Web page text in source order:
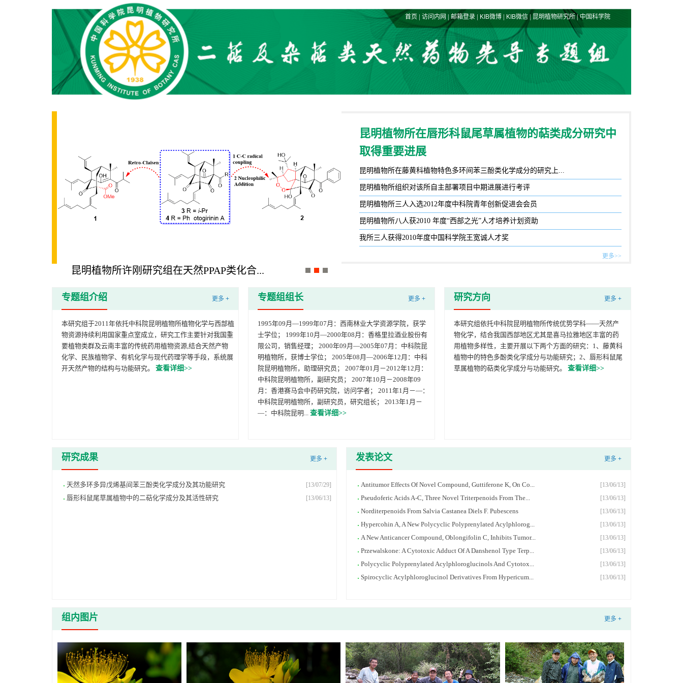
首页 | 访问内网 | 邮箱登录 | KIB微博 | KIB微信|昆明植物研究所|中国科学院
昆明植物所许刚研究组在天然PPAP类化合...
昆明植物所在唇形科鼠尾草属植物的萜类成分研究中
取得重要进展
昆明植物所在藤黄科植物特色多环间苯三酚类化学成分的研究上...
昆明植物所组织对该所自主部署项目中期进展进行考评
昆明植物所三人入选2012年度中科院青年创新促进会会员
昆明植物所八人获2010 年度“西部之光”人才培养计划资助
我所三人获得2010年度中国科学院王宽诚人才奖
更多>>
专题组介绍 更多 +
本研究组于2011年依托中科院昆明植物所植物化学与西部植
物资源持续利用国家重点室成立，研究工作主要针对我国重
要植物类群及云南丰富的传统药用植物资源,结合天然产物
化学、民族植物学、有机化学与现代药理学等手段，系统展
开天然产物的结构与功能研究。 查看详细>>
专题组组长 更多 +
1995年09月—1999年07月：西南林业大学资源学院，获学
士学位； 1999年10月—2000年08月：香格里拉酒业股份有
限公司，销售经理； 2000年09月—2005年07月：中科院昆
明植物所，获博士学位； 2005年08月—2006年12月：中科
院昆明植物所，助理研究员； 2007年01月－2012年12月：
中科院昆明植物所，副研究员； 2007年10月－2008年09
月：香港赛马会中药研究院，访问学者； 2011年1月－—：
中科院昆明植物所，副研究员，研究组长； 2013年1月－
—：中科院昆明... 查看详细>>
研究方向 更多 +
本研究组依托中科院昆明植物所传统优势学科——天然产
物化学，结合我国西部地区尤其是喜马拉雅地区丰富的药
用植物多样性，主要开展以下两个方面的研究：1、藤黄科
植物中的特色多酚类化学成分与功能研究；2、唇形科鼠尾
草属植物的萜类化学成分与功能研究。 查看详细>>
研究成果 更多 +
[13/07/29]
天然多环多异戊烯基间苯三酚类化学成分及其功能研究
[13/06/13]
唇形科鼠尾草属植物中的二萜化学成分及其活性研究
发表论文 更多 +
[13/06/13]
Antitumor Effects Of Novel Compound, Guttiferone K, On Co...
[13/06/13]
Pseudoferic Acids A-C, Three Novel Triterpenoids From The...
[13/06/13]
Norditerpenoids From Salvia Castanea Diels F. Pubescens
[13/06/13]
Hypercohin A, A New Polycyclic Polyprenylated Acylphlorog...
[13/06/13]
A New Anticancer Compound, Oblongifolin C, Inhibits Tumor...
[13/06/13]
Przewalskone: A Cytotoxic Adduct Of A Danshenol Type Terp...
[13/06/13]
Polycyclic Polyprenylated Acylphloroglucinols And Cytotox...
[13/06/13]
Spirocyclic Acylphloroglucinol Derivatives From Hypericum...
组内图片 更多 +